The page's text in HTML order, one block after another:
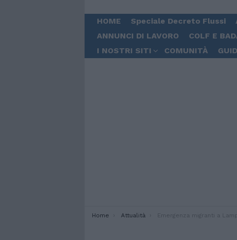
HOME Speciale Decreto Flussi
ANNUNCI DI LAVORO
COLF E
I NOSTRI SITI
COMUNITÀ
You are here:
Home Attualità Emergenza migranti a Lampedusa: l’Hotspot di